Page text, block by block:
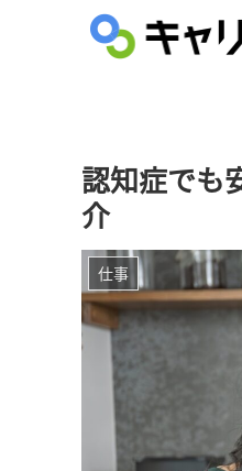
認知症でも
介
仕事